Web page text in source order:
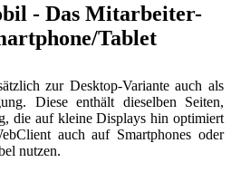
- Das Mitarbeiter-
Tablet
zur Desktop-Variante auch als
Diese enthält dieselben Seiten,
die auf kleine Displays hin optimiert
auch auf Smartphones oder
nutzen.